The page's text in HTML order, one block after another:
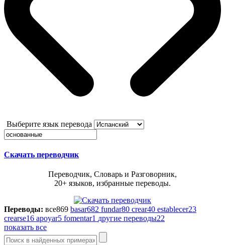
Выберите язык перевода
Скачать переводчик
Переводчик, Словарь и Разговорник,
20+ языков, избранные переводы.
Переводы: все869 basar682 fundar80 crear40 establecer23
crearse16 apoyar5 fomentar1 другие переводы22
показать все